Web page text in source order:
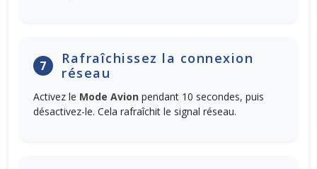
7
Rafraîchissez la connexion
réseau
Activez le Mode Avion pendant 10 secondes, puis
désactivez-le. Cela rafraîchit le signal réseau.